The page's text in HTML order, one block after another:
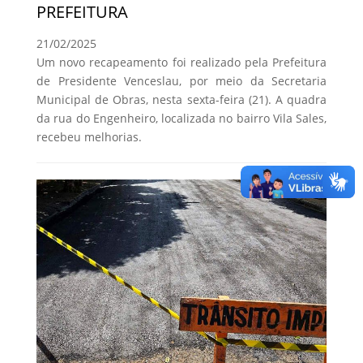
PREFEITURA
21/02/2025
Um novo recapeamento foi realizado pela Prefeitura
de Presidente Venceslau, por meio da Secretaria
Municipal de Obras, nesta sexta-feira (21). A quadra
da rua do Engenheiro, localizada no bairro Vila Sales,
recebeu melhorias.